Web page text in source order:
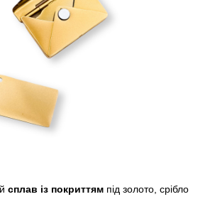
сплав із покриттям під золото, срібло